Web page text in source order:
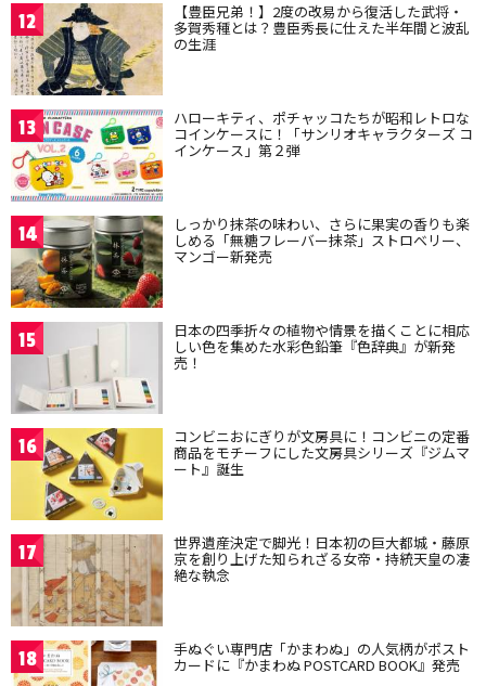
12 【豊臣兄弟！】2度の改易から復活した武将・
多賀秀種とは？豊臣秀長に仕えた半年間と波乱
の生涯
13 ハローキティ、ポチャッコたちが昭和レトロな
コインケースに！「サンリオキャラクターズ コ
インケース」第２弾
14 しっかり抹茶の味わい、さらに果実の香りも楽
しめる「無糖フレーバー抹茶」ストロベリー、
マンゴー新発売
15 日本の四季折々の植物や情景を描くことに相応
しい色を集めた水彩色鉛筆『色辞典』が新発
売！
16 コンビニおにぎりが文房具に！コンビニの定番
商品をモチーフにした文房具シリーズ『ジムマ
ート』誕生
17 世界遺産決定で脚光！日本初の巨大都城・藤原
京を創り上げた知られざる女帝・持統天皇の凄
絶な執念
18 手ぬぐい専門店「かまわぬ」の人気柄がポスト
カードに『かまわぬ POSTCARD BOOK』発売